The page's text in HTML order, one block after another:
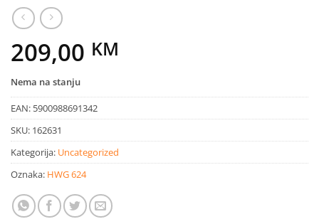
209,00 KM
Nema na stanju
EAN: 5900988691342
SKU: 162631
Kategorija: Uncategorized
Oznaka: HWG 624